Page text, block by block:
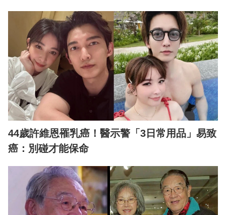
44歲許維恩罹乳癌！醫示警「3日常用品」易致
癌：別碰才能保命